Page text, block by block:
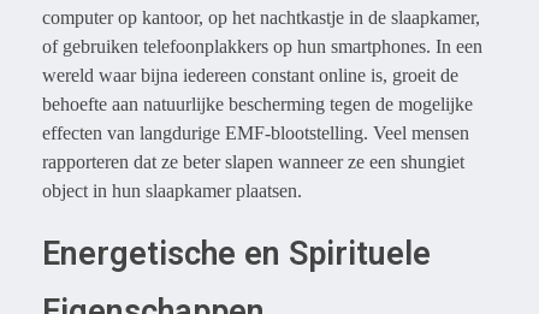
computer op kantoor, op het nachtkastje in de slaapkamer,
of gebruiken telefoonplakkers op hun smartphones. In een
wereld waar bijna iedereen constant online is, groeit de
behoefte aan natuurlijke bescherming tegen de mogelijke
effecten van langdurige EMF-blootstelling. Veel mensen
rapporteren dat ze beter slapen wanneer ze een shungiet
object in hun slaapkamer plaatsen.
Energetische en Spirituele